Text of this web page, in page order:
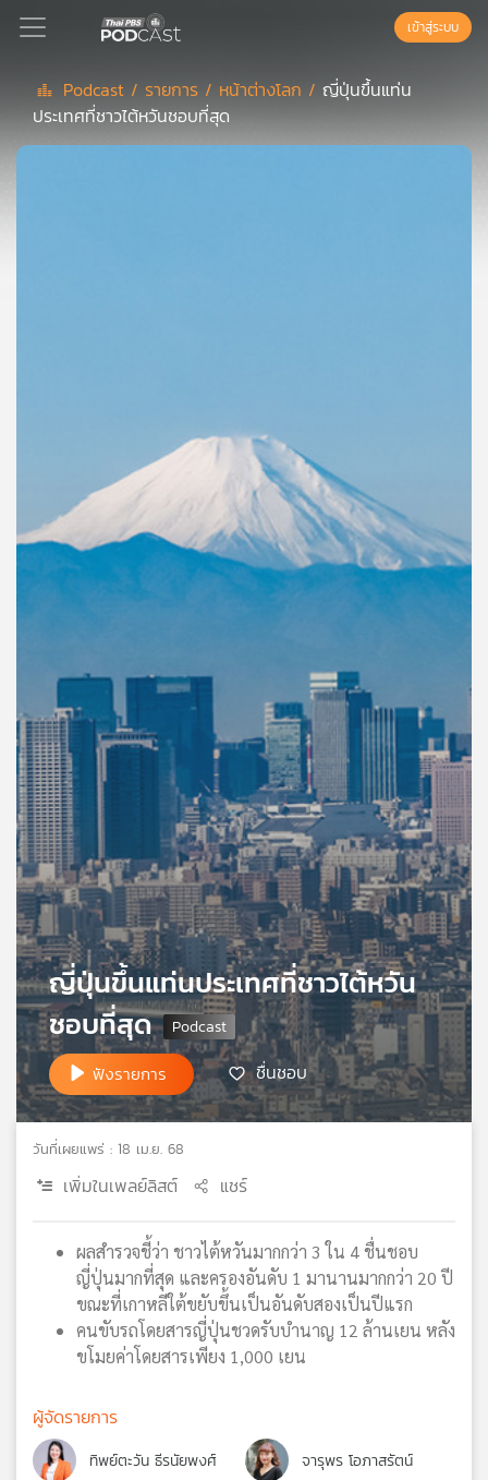
Podcast
เพลง
ข่าว
และ
กิจกรรม
เกี่ยว
กับ
เรา
เครือ
ข่าย
วิทยุ
ไทย
พี
บี
เอส
เข้าสู่ระบบ
Podcast / รายการ / หน้าต่างโลก / ญี่ปุ่นขึ้นแท่น
ประเทศที่ชาวไต้หวันชอบที่สุด
ญี่ปุ่นขึ้นแท่นประเทศที่ชาวไต้หวัน
ชอบที่สุด
ฟังรายการ ชื่นชอบ
วันที่เผยแพร่ : 18 เม.ย. 68
เพิ่มในเพลย์ลิสต์ แชร์
ผลสำรวจชี้ว่า ชาวไต้หวันมากกว่า 3 ใน 4 ชื่นชอบ
ญี่ปุ่นมากที่สุด และครองอันดับ 1 มานานมากกว่า 20 ปี
ขณะที่เกาหลีใต้ขยับขึ้นเป็นอันดับสองเป็นปีแรก
คนขับรถโดยสารญี่ปุ่นชวดรับบำนาญ 12 ล้านเยน หลัง
ขโมยค่าโดยสารเพียง 1,000 เยน
ผู้จัดรายการ
ทิพย์ตะวัน ธีรนัยพงศ์ จารุพร โอภาสรัตน์